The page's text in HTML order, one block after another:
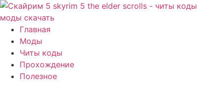
Перейти
к
содержимому
Главная
Моды
Читы коды
Прохождение
Полезное